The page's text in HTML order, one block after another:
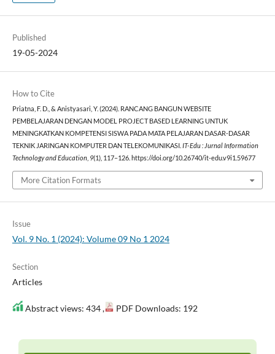
Published
19-05-2024
How to Cite
Priatna, F. D., & Anistyasari, Y. (2024). RANCANG BANGUN WEBSITE
PEMBELAJARAN DENGAN MODEL PROJECT BASED LEARNING UNTUK
MENINGKATKAN KOMPETENSI SISWA PADA MATA PELAJARAN DASAR-DASAR
TEKNIK JARINGAN KOMPUTER DAN TELEKOMUNIKASI. IT-Edu : Jurnal Information
Technology and Education, 9(1), 117–126. https://doi.org/10.26740/it-edu.v9i1.59677
More Citation Formats
Issue
Vol. 9 No. 1 (2024): Volume 09 No 1 2024
Section
Articles
Abstract views: 434 , PDF Downloads: 192